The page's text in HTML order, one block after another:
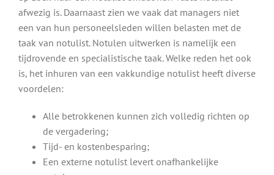
afwezig is. Daarnaast zien we vaak dat managers niet
een van hun personeelsleden willen belasten met de
taak van notulist. Notulen uitwerken is namelijk een
tijdrovende en specialistische taak. Welke reden het ook
is, het inhuren van een vakkundige notulist heeft diverse
voordelen:
Alle betrokkenen kunnen zich volledig richten op
de vergadering;
Tijd- en kostenbesparing;
Een externe notulist levert onafhankelijke